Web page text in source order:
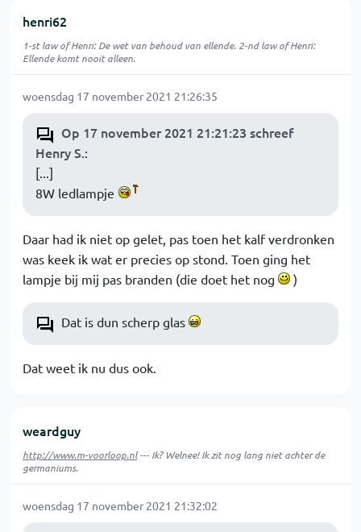
henri62
1-st law of Henri: De wet van behoud van ellende. 2-nd law of Henri:
Ellende komt nooit alleen.
woensdag 17 november 2021 21:26:35
Op 17 november 2021 21:21:23 schreef
Henry S.:
[...]
8W ledlampje
Daar had ik niet op gelet, pas toen het kalf verdronken
was keek ik wat er precies op stond. Toen ging het
lampje bij mij pas branden (die doet het nog
)
Dat is dun scherp glas
Dat weet ik nu dus ook.
weardguy
http://www.m-voorloop.nl--- Ik? Welnee! Ik zit nog lang niet achter de
germaniums.
woensdag 17 november 2021 21:32:02